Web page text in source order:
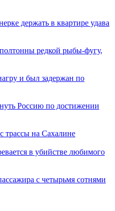
держать в квартире удава
редкой рыбы-фугу,
и был задержан по
Россию по достижении
трассы на Сахалине
в убийстве любимого
с четырьмя сотнями